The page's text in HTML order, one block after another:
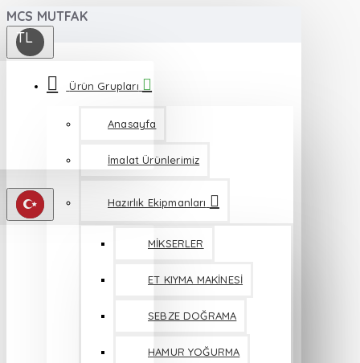
MCS MUTFAK
TL
Ürün Grupları
Anasayfa
İmalat Ürünlerimiz
Hazırlık Ekipmanları
MİKSERLER
ET KIYMA MAKİNESİ
SEBZE DOĞRAMA
HAMUR YOĞURMA